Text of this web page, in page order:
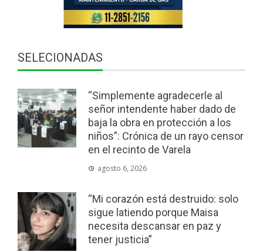
SELECIONADAS
“Simplemente agradecerle al
señor intendente haber dado de
baja la obra en protección a los
niños”: Crónica de un rayo censor
en el recinto de Varela
agosto 6, 2026
“Mi corazón está destruido: solo
sigue latiendo porque Maisa
necesita descansar en paz y
tener justicia”